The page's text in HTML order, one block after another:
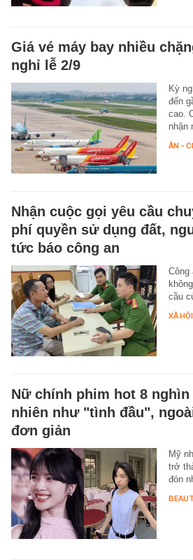
Giá vé máy bay nhiều
nghỉ lễ 2/9
Kỳ
đến
cao.
nhận
ĂN -
Nhận cuộc gọi yêu cầu
phí quyền sử dụng đất,
tức báo công an
Công
cầu
XÃ HỘI
Nữ chính phim hot 8
nhiên như "tình đầu",
đơn giản
Mỹ
trở
đón